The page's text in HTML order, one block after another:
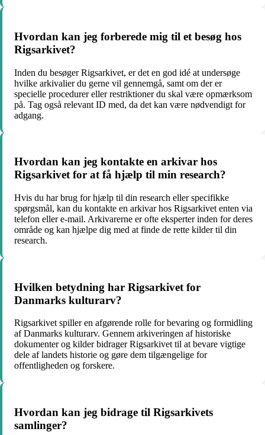
Hvordan kan jeg forberede mig til et besøg hos
Rigsarkivet?
Inden du besøger Rigsarkivet, er det en god idé at undersøge
hvilke arkivalier du gerne vil gennemgå, samt om der er
specielle procedurer eller restriktioner du skal være opmærksom
på. Tag også relevant ID med, da det kan være nødvendigt for
adgang.
Hvordan kan jeg kontakte en arkivar hos
Rigsarkivet for at få hjælp til min research?
Hvis du har brug for hjælp til din research eller specifikke
spørgsmål, kan du kontakte en arkivar hos Rigsarkivet enten via
telefon eller e-mail. Arkivarerne er ofte eksperter inden for deres
område og kan hjælpe dig med at finde de rette kilder til din
research.
Hvilken betydning har Rigsarkivet for
Danmarks kulturarv?
Rigsarkivet spiller en afgørende rolle for bevaring og formidling
af Danmarks kulturarv. Gennem arkiveringen af historiske
dokumenter og kilder bidrager Rigsarkivet til at bevare vigtige
dele af landets historie og gøre dem tilgængelige for
offentligheden og forskere.
Hvordan kan jeg bidrage til Rigsarkivets
samlinger?